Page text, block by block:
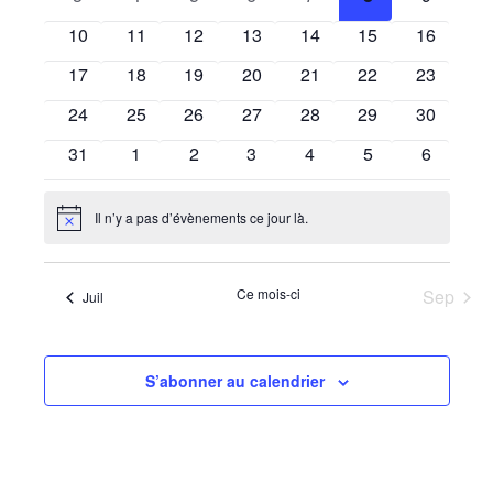
vues
Évènements
évènementsévènementsévènementsévènementsévènementsévènements
0
évènements
10
0
évènements
11
0
évènements
12
0
évènements
13
0
évènements
14
0
évènements
15
0
16
0
évènements
17
0
évènements
18
0
évènements
19
0
évènements
20
0
évènements
21
0
évènements
22
0
23
0
évènements
24
0
évènements
25
0
évènements
26
0
évènements
27
0
évènements
28
0
évènements
29
0
30
0
évènements
31
0
évènements
1
0
évènements
2
0
évènements
3
0
évènements
4
0
évènements
5
0
6
Notice Il n’y a pas d’évènements ce jour là.
Juil Ce mois-ci Sep
S’abonner au calendrier